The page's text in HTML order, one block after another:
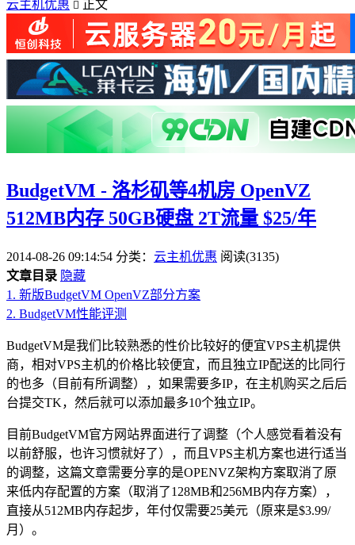
云主机优惠  正文
BudgetVM - 洛杉矶等4机房 OpenVZ
512MB内存 50GB硬盘 2T流量 $25/年
2014-08-26 09:14:54 分类： 云主机优惠 阅读(3135)
文章目录 隐藏
1. 新版BudgetVM OpenVZ部分方案
2. BudgetVM性能评测
BudgetVM是我们比较熟悉的性价比较好的便宜VPS主机提供
商，相对VPS主机的价格比较便宜，而且独立IP配送的比同行
的也多（目前有所调整），如果需要多IP，在主机购买之后后
台提交TK，然后就可以添加最多10个独立IP。
目前BudgetVM官方网站界面进行了调整（个人感觉看着没有
以前舒服，也许习惯就好了），而且VPS主机方案也进行适当
的调整，这篇文章需要分享的是OPENVZ架构方案取消了原
来低内存配置的方案（取消了128MB和256MB内存方案），
直接从512MB内存起步，年付仅需要25美元（原来是$3.99/
月）。